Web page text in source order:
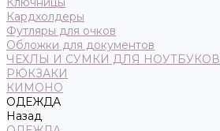
Кардхолдеры
Футляры для очков
Обложки для документов
ЧЕХЛЫ И СУМКИ ДЛЯ НОУТБУКОВ
РЮКЗАКИ
КИМОНО
ОДЕЖДА
Назад